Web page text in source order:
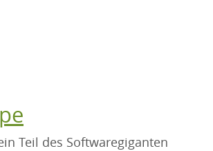
Teil des Softwaregiganten